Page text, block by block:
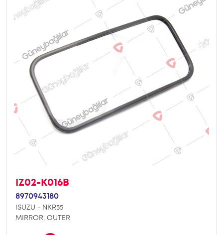
IZ02-K016B
8970943180
ISUZU - NKR55
MIRROR, OUTER